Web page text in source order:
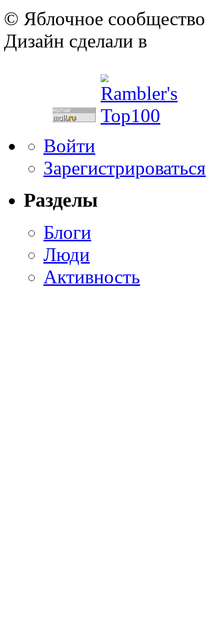
© Яблочное сообщество
Дизайн сделали в
Войти
Зарегистрироваться
Разделы
Блоги
Люди
Активность